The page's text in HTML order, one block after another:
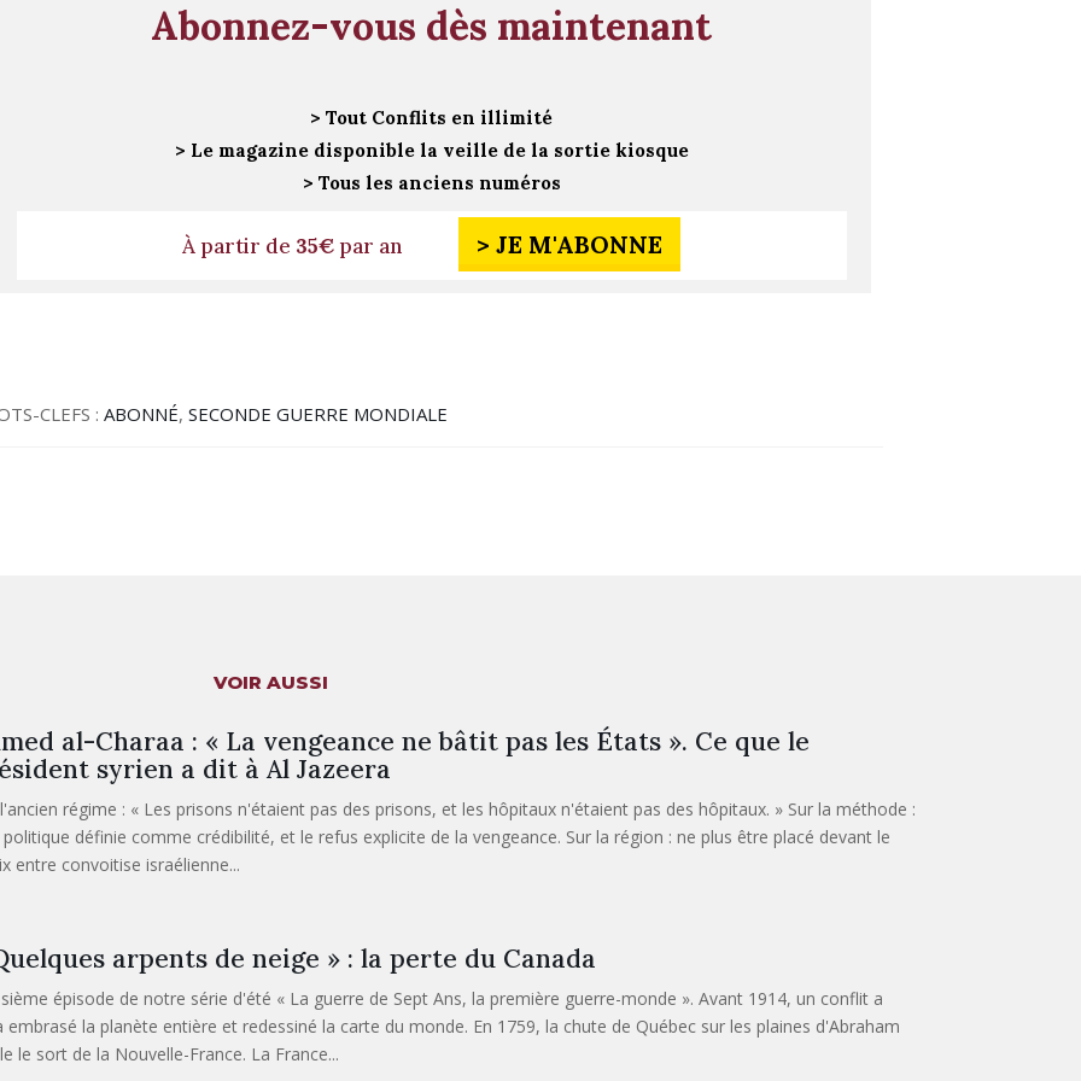
Abonnez-vous dès maintenant
> Tout Conflits en illimité
> Le magazine disponible la veille de la sortie kiosque
> Tous les anciens numéros
À partir de 35€par an > JE M'ABONNE
CLEFS :ABONNÉ,SECONDE GUERRE MONDIALE
VOIR AUSSI
al-Charaa : « La vengeance ne bâtit pas les États ». Ce que le
syrien a dit à Al Jazeera
régime : « Les prisons n'étaient pas des prisons, et les hôpitaux n'étaient pas des hôpitaux. » Sur la méthode :
définie comme crédibilité, et le refus explicite de la vengeance. Sur la région : ne plus être placé devant le
entre convoitise israélienne...
arpents de neige » : la perte du Canada
épisode de notre série d'été « La guerre de Sept Ans, la première guerre-monde ». Avant 1914, un conflit a
embrasé la planète entière et redessiné la carte du monde. En 1759, la chute de Québec sur les plaines d'Abraham
le sort de la Nouvelle-France. La France...